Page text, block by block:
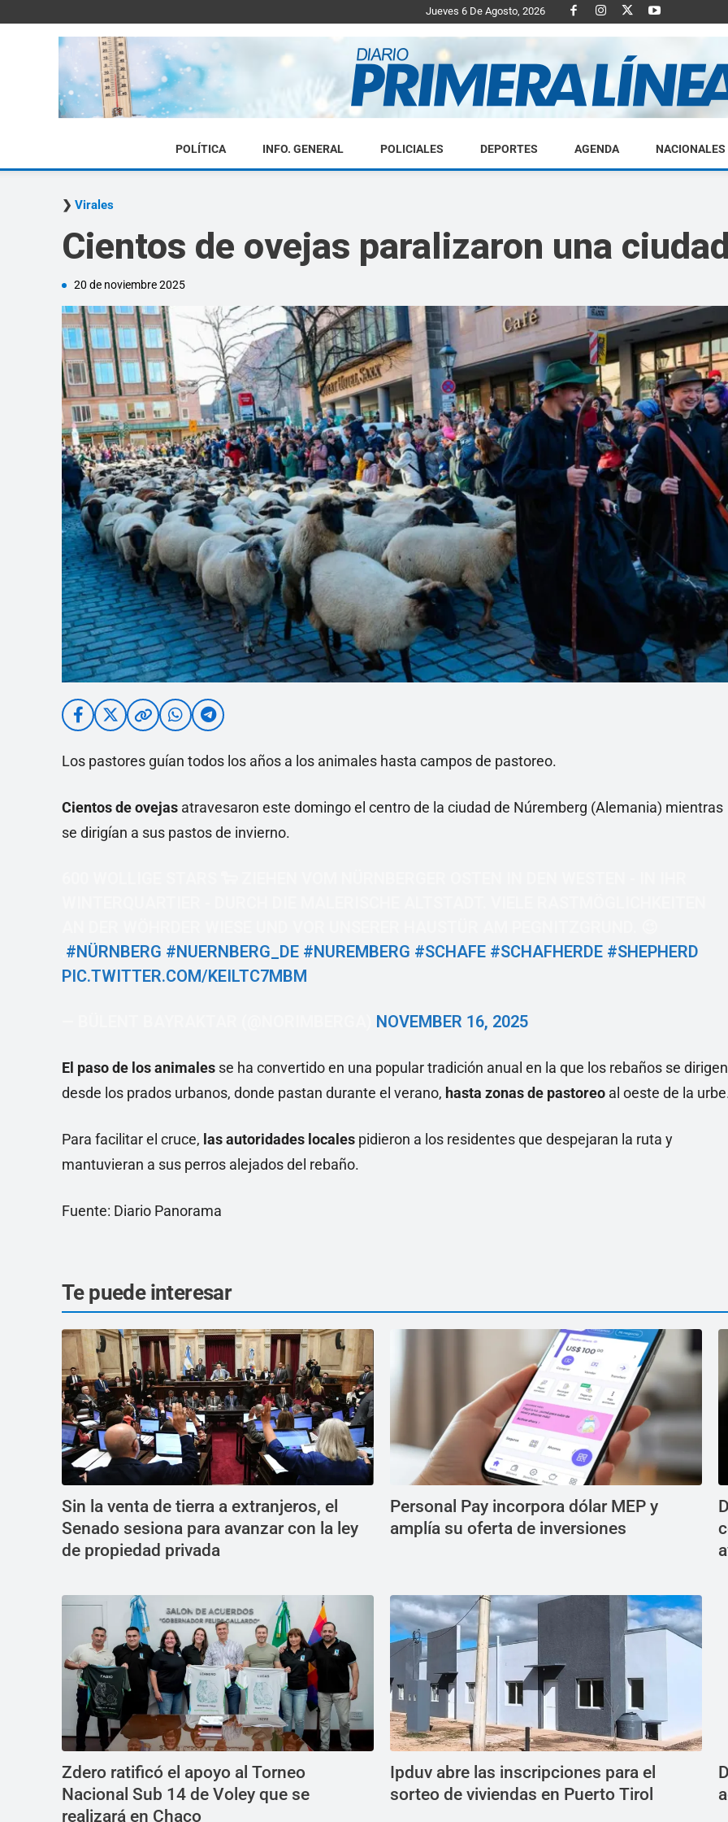
Jueves 6 De Agosto, 2026
Diario
Linea
POLÍTICA INFO. GENERAL POLICIALES DEPORTES AGENDA NACIONALES
Virales
Cientos de ovejas paralizaron una
20 de noviembre 2025
Los pastores guían todos los años a los animales hasta campos de pastoreo.
Cientos de ovejas atravesaron este domingo el centro de la ciudad de Núremberg (Alemania) mientras
se dirigían a sus pastos de invierno.
#NÜRNBERG #NUERNBERG_DE #NUREMBERG #SCHAFE #SCHAFHERDE #SHEPHERD
PIC.TWITTER.COM/KEILTC7MBM
NOVEMBER 16, 2025
El paso de los animales se ha convertido en una popular tradición anual en la que los rebaños se dirigen
desde los prados urbanos, donde pastan durante el verano, hasta zonas de pastoreo al oeste de la
Para facilitar el cruce, las autoridades locales pidieron a los residentes que despejaran la ruta y
mantuvieran a sus perros alejados del rebaño.
Fuente: Diario Panorama
Te puede interesar
Sin la venta de tierra a extranjeros, el
Senado sesiona para avanzar con la ley
de propiedad privada
Personal Pay incorpora dólar MEP y
amplía su oferta de inversiones
Zdero ratificó el apoyo al Torneo
Nacional Sub 14 de Voley que se
realizará en Chaco
Ipduv abre las inscripciones para el
sorteo de viviendas en Puerto Tirol